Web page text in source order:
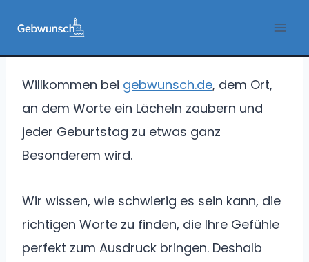
Inhalt
springen
Willkommen bei gebwunsch.de, dem Ort,
an dem Worte ein Lächeln zaubern und
jeder Geburtstag zu etwas ganz
Besonderem wird.
Wir wissen, wie schwierig es sein kann, die
richtigen Worte zu finden, die Ihre Gefühle
perfekt zum Ausdruck bringen. Deshalb